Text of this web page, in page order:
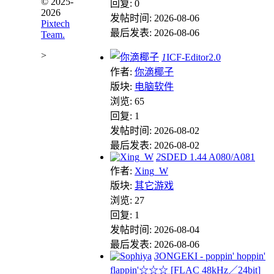
回复: 0
发帖时间: 2026-08-06
最后发表: 2026-08-06
1ICF-Editor2.0
作者: 你滴椰子
版块: 电脑软件
浏览: 65
回复: 1
发帖时间: 2026-08-02
最后发表: 2026-08-02
2SDED 1.44 A080/A081
作者: Xing_W
版块: 其它游戏
浏览: 27
回复: 1
发帖时间: 2026-08-04
最后发表: 2026-08-06
3ONGEKI - poppin' hoppin'
flappin'☆☆☆ [FLAC 48kHz／24bit]
2026
Pixtech
Team.
>